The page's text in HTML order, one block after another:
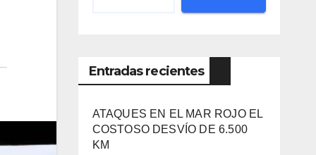
Entradas recientes
ATAQUES EN EL MAR ROJO EL
COSTOSO DESVÍO DE 6.500
KM